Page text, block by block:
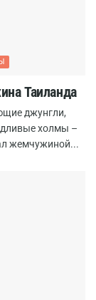
Таиланда
джунгли,
холмы –
жемчужиной...